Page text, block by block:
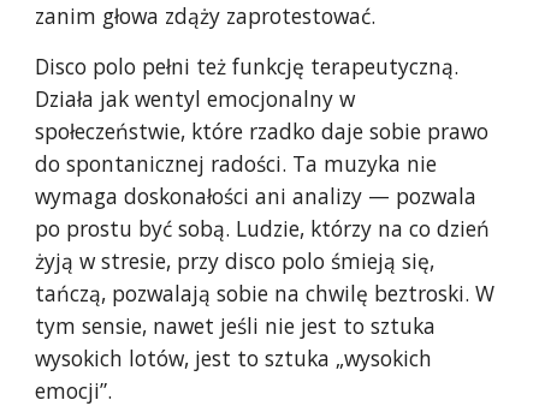
zanim głowa zdąży zaprotestować.
Disco polo pełni też funkcję terapeutyczną.
Działa jak wentyl emocjonalny w
społeczeństwie, które rzadko daje sobie prawo
do spontanicznej radości. Ta muzyka nie
wymaga doskonałości ani analizy — pozwala
po prostu być sobą. Ludzie, którzy na co dzień
żyją w stresie, przy disco polo śmieją się,
tańczą, pozwalają sobie na chwilę beztroski. W
tym sensie, nawet jeśli nie jest to sztuka
wysokich lotów, jest to sztuka „wysokich
emocji”.